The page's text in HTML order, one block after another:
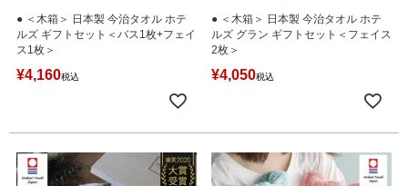
● ＜木箱＞ 日本製 今治タオル ホテ
ルズ ギフトセット＜バス1枚+フェイ
ス1枚＞
¥4,160税込
● ＜木箱＞ 日本製 今治タオル ホテ
ルズ グラン ギフトセット＜フェイス
2枚＞
¥4,050税込